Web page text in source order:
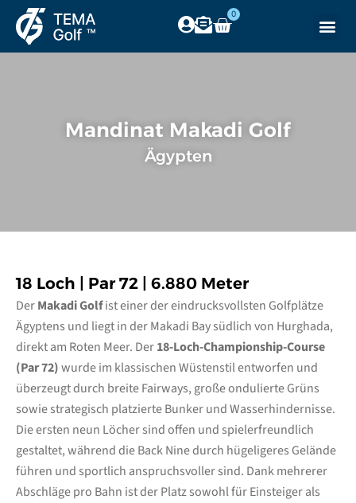
0
Mandinat Makadi Golf
Ägypten
18 Loch | Par 72 | 6.880 Meter
DerMakadi Golfist einer der eindrucksvollsten Golfplätze
Ägyptens und liegt in der Makadi Bay südlich von Hurghada,
direkt am Roten Meer. Der18-Loch-Championship-Course
(Par 72)wurde im klassischen Wüstenstil entworfen und
überzeugt durch breite Fairways, große ondulierte Grüns
sowie strategisch platzierte Bunker und Wasserhindernisse.
Die ersten neun Löcher sind offen und spielerfreundlich
gestaltet, während die Back Nine durch hügeligeres Gelände
führen und sportlich anspruchsvoller sind. Dank mehrerer
Abschläge pro Bahn ist der Platz sowohl für Einsteiger als